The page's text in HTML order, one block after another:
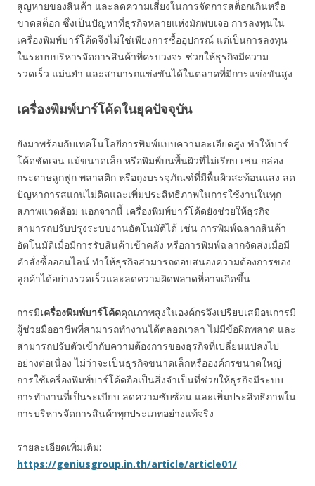
สูญหายของสินค้า และลดความเสี่ยงในการจัดการสต็อกเกินหรือ
ขาดสต็อก ซึ่งเป็นปัญหาที่ธุรกิจหลายแห่งมักพบเจอ การลงทุนใน
เครื่องพิมพ์บาร์โค้ดจึงไม่ใช่เพียงการซื้ออุปกรณ์ แต่เป็นการลงทุน
ในระบบบริหารจัดการสินค้าที่ครบวงจร ช่วยให้ธุรกิจมีความ
รวดเร็ว แม่นยำ และสามารถแข่งขันได้ในตลาดที่มีการแข่งขันสูง
เครื่องพิมพ์บาร์โค้ดในยุคปัจจุบัน
ยังมาพร้อมกับเทคโนโลยีการพิมพ์แบบความละเอียดสูง ทำให้บาร์
โค้ดชัดเจน แม้ขนาดเล็ก หรือพิมพ์บนพื้นผิวที่ไม่เรียบ เช่น กล่อง
กระดาษลูกฟูก พลาสติก หรือถุงบรรจุภัณฑ์ที่มีพื้นผิวสะท้อนแสง ลด
ปัญหาการสแกนไม่ติดและเพิ่มประสิทธิภาพในการใช้งานในทุก
สภาพแวดล้อม นอกจากนี้ เครื่องพิมพ์บาร์โค้ดยังช่วยให้ธุรกิจ
สามารถปรับปรุงระบบงานอัตโนมัติได้ เช่น การพิมพ์ฉลากสินค้า
อัตโนมัติเมื่อมีการรับสินค้าเข้าคลัง หรือการพิมพ์ฉลากจัดส่งเมื่อมี
คำสั่งซื้อออนไลน์ ทำให้ธุรกิจสามารถตอบสนองความต้องการของ
ลูกค้าได้อย่างรวดเร็วและลดความผิดพลาดที่อาจเกิดขึ้น
การมีเครื่องพิมพ์บาร์โค้ดคุณภาพสูงในองค์กรจึงเปรียบเสมือนการมี
ผู้ช่วยมืออาชีพที่สามารถทำงานได้ตลอดเวลา ไม่มีข้อผิดพลาด และ
สามารถปรับตัวเข้ากับความต้องการของธุรกิจที่เปลี่ยนแปลงไป
อย่างต่อเนื่อง ไม่ว่าจะเป็นธุรกิจขนาดเล็กหรือองค์กรขนาดใหญ่
การใช้เครื่องพิมพ์บาร์โค้ดถือเป็นสิ่งจำเป็นที่ช่วยให้ธุรกิจมีระบบ
การทำงานที่เป็นระเบียบ ลดความซับซ้อน และเพิ่มประสิทธิภาพใน
การบริหารจัดการสินค้าทุกประเภทอย่างแท้จริง
รายละเอียดเพิ่มเติม:
https://geniusgroup.in.th/article/article01/